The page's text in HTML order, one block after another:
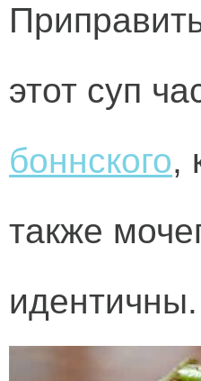
этот суп
боннского,
также
идентичны.